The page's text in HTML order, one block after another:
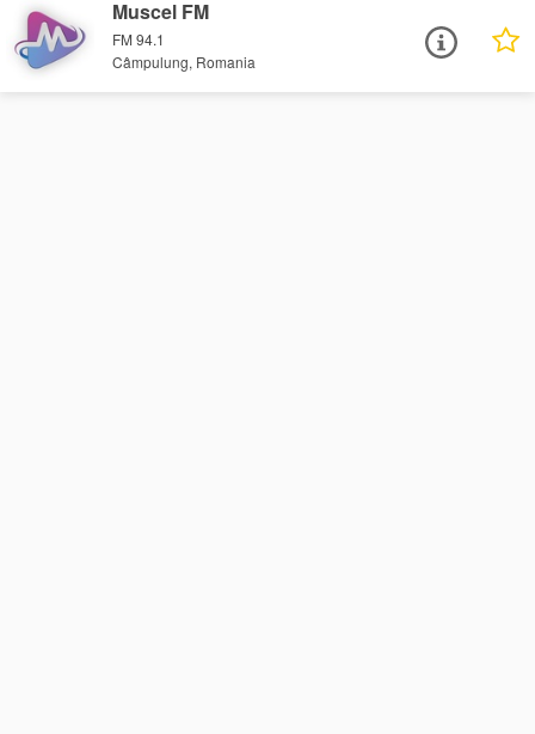
Muscel FM
FM 94.1
Câmpulung, Romania